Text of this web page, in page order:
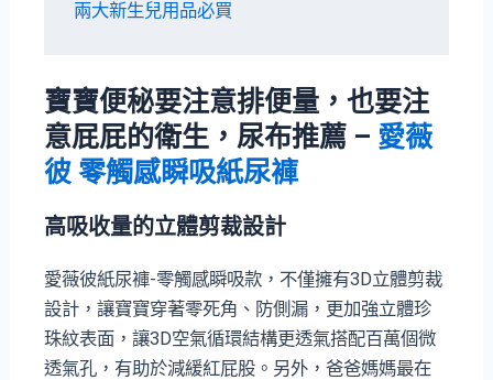
兩大新生兒用品必買
寶寶便秘要注意排便量，也要注
意屁屁的衛生 ，尿布推薦 – 愛薇
彼 零觸感瞬吸紙尿褲
高吸收量的立體剪裁設計
愛薇彼紙尿褲-零觸感瞬吸款，不僅擁有3D立體剪裁
設計，讓寶寶穿著零死角、防側漏，更加強立體珍
珠紋表面，讓3D空氣循環結構更透氣搭配百萬個微
透氣孔，有助於減緩紅屁股。另外，爸爸媽媽最在